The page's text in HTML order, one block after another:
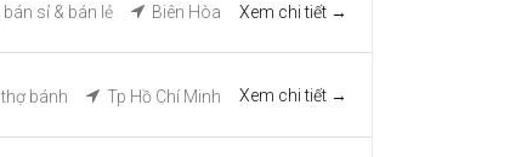
bán sỉ & bán lẻ Biên Hòa Xem chi tiết
thợ bánh Tp Hồ Chí Minh Xem chi tiết